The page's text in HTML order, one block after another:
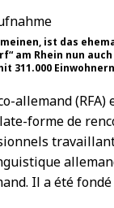
ist das
am Rhein nun
311.000
allemand
forme de
Il a été fondé